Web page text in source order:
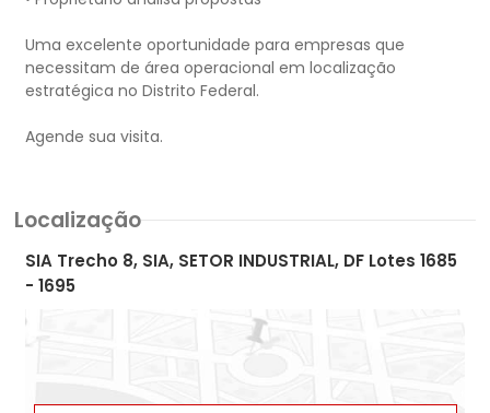
Uma excelente oportunidade para empresas que
necessitam de área operacional em localização
estratégica no Distrito Federal.
Localização
SIA Trecho 8, SIA, SETOR INDUSTRIAL, DF Lotes 1685
- 1695